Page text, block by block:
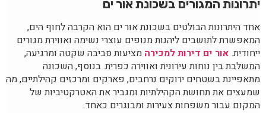
יתרונות המגורים בשכונת אור ים
אחד היתרונות הבולטים בשכונת אור ים הוא הקרבה לחוף הים,
המאפשרת לתושבים ליהנות מנופים עוצרי נשימה ואווירת מגורים
ייחודית. אור ים דירות למכירה מציעות סביבה שקטה ומרגיעה,
המשלבת בין נוחות עירונית ואווירה כפרית. בנוסף, השכונה
מתאפיינת בשטחים ירוקים נרחבים, פארקים ומרכזים קהילתיים, מה
שמעצים את תחושת הקהילתיות ומגביר את האטרקטיביות של
המקום עבור משפחות צעירות ומבוגרים כאחד.